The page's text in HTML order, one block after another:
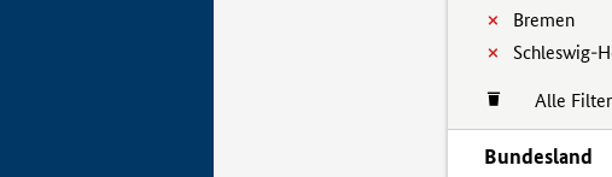
Bremen
Schleswig-
Alle Filter
Bundesland